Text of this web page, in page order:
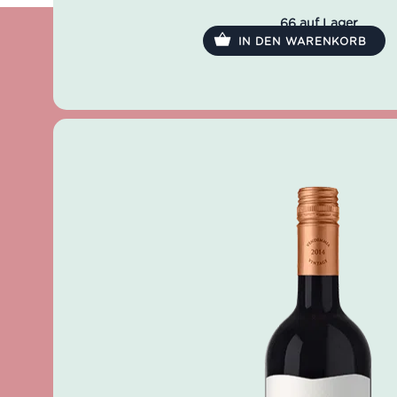
Geruch: Honig, Vanille, Brotkruste, Birne
Geschmack: trocken, seidig, sauber, lang
66 auf Lager
IN DEN WARENKORB